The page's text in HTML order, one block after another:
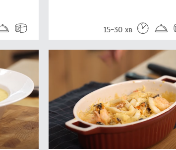
15-30 хв